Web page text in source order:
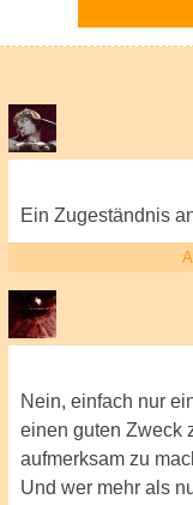
Ein Zugeständnis
Nein, einfach nur
einen guten Zweck
aufmerksam zu
Und wer mehr als